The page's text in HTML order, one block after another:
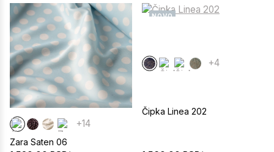
+14
Zara Saten 06
NOVO
+4
Čipka Linea 202